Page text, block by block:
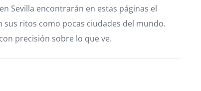
Sevilla encontrarán en estas páginas el
ritos como pocas ciudades del mundo.
precisión sobre lo que ve.